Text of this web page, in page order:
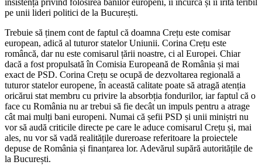
insistența privind folosirea banilor europeni, îi încurcă și îi irită teribil
pe unii lideri politici de la București.
Trebuie să ținem cont de faptul că doamna Crețu este comisar
european, adică al tuturor statelor Uniunii. Corina Crețu este
româncă, dar nu este comisarul țării noastre, ci al Europei. Chiar
dacă a fost propulsată în Comisia Europeană de România și mai
exact de PSD. Corina Crețu se ocupă de dezvoltarea regională a
tuturor statelor europene, în această calitate poate să atragă atenția
oricărui stat membru cu privire la absorbția fondurilor, iar faptul că o
face cu România nu ar trebui să fie decât un impuls pentru a atrage
cât mai mulți bani europeni. Numai că șefii PSD și unii miniștri nu
vor să audă criticile directe pe care le aduce comisarul Crețu și, mai
ales, nu vor să vadă realitățile dureroase referitoare la proiectele
depuse de România și finanțarea lor. Adevărul supără autoritățile de
la București.